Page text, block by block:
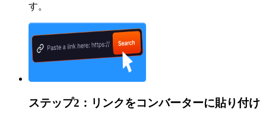
す。
ステップ2：リンクをコンバーターに貼り付け